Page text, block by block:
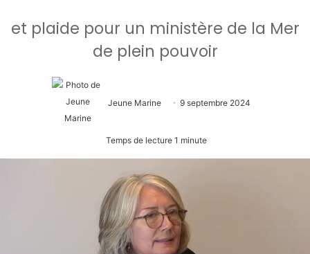
et plaide pour un ministère de la Mer
de plein pouvoir
Jeune Marine 9 septembre 2024
Temps de lecture 1 minute